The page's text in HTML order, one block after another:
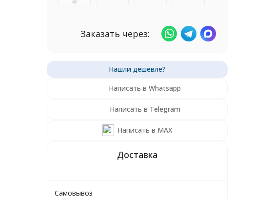
Заказать через:
Написать в Whatsapp
Написать в Telegram
Написать в MAX
Самовывоз